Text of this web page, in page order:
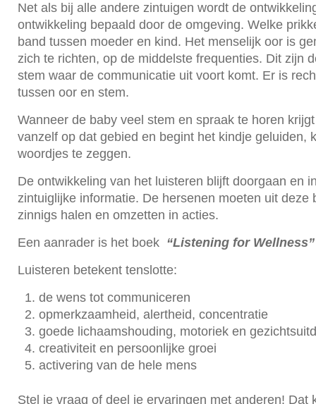
Net als bij alle andere zintuigen wordt de
ontwikkeling bepaald door de omgeving. Welke
band tussen moeder en kind. Het menselijk oor is
zich te richten, op de middelste frequenties. Dit zijn
stem waar de communicatie uit voort komt. Er is
tussen oor en stem.
Wanneer de baby veel stem en spraak te horen
vanzelf op dat gebied en begint het kindje geluiden,
woordjes te zeggen.
De ontwikkeling van het luisteren blijft doorgaan en
zintuiglijke informatie. De hersenen moeten uit deze
zinnigs halen en omzetten in acties.
Een aanrader is het boek “Listening for Wellness”
Luisteren betekent tenslotte:
de wens tot communiceren
opmerkzaamheid, alertheid, concentratie
goede lichaamshouding, motoriek en
creativiteit en persoonlijke groei
activering van de hele mens
Stel je vraag of deel je ervaringen met anderen! Dat